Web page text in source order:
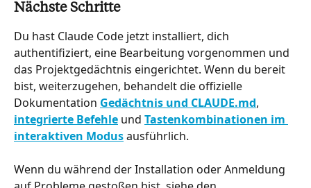
Nächste Schritte
Du hast Claude Code jetzt installiert, dich
authentifiziert, eine Bearbeitung vorgenommen und
das Projektgedächtnis eingerichtet. Wenn du bereit
bist, weiterzugehen, behandelt die offizielle
Dokumentation Gedächtnis und CLAUDE.md,
integrierte Befehle und Tastenkombinationen im
interaktiven Modus ausführlich.
Wenn du während der Installation oder Anmeldung